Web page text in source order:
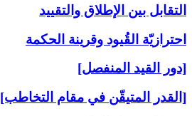
التقابل بين الإطلاق والتقييد
احترازيّة القُيود وقرينة الحكمة
[دور القيد المنفصل]
[القدر المتيقّن في مقام التخاطب]